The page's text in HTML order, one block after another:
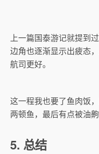
上一篇国泰游记就提到
边角也逐渐显示出疲态
航司更好。
这一程我也要了鱼肉饭
两顿鱼，最后有点被油
5. 总结